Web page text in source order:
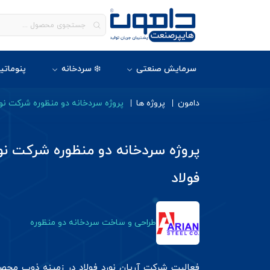
سرمایش صنعتی ❄️ سردخانه
دامون پروژه ها پروژه سردخانه دو منظوره شرکت
پروژه سردخانه دو منظوره شرکت
فولاد
طراحی و ساخت سردخانه دو منظوره